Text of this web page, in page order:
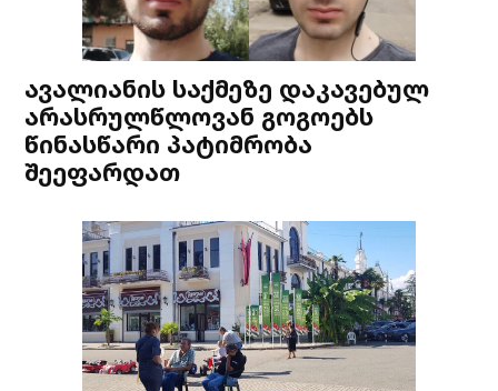
ავალიანის საქმეზე დაკავებულ
არასრულწლოვან გოგოებს
წინასწარი პატიმრობა
შეეფარდათ